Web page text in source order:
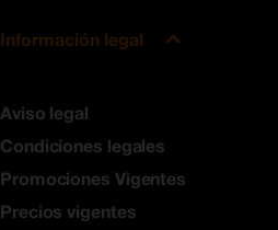
Información legal
Aviso legal
Condiciones legales
Promociones Vigentes
Precios vigentes